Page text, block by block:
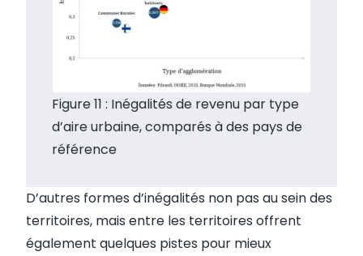
Figure 11 : Inégalités de revenu par type
d’aire urbaine, comparés à des pays de
référence
D’autres formes d’inégalités non pas au sein des
territoires, mais entre les territoires offrent
également quelques pistes pour mieux